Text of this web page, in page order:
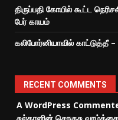
திருப்பதி கோயில் கூட்ட
பேர் காயம்
கலிபோர்னியாவில் காட்டுத்தீ
RECENT COMMENTS
A WordPress